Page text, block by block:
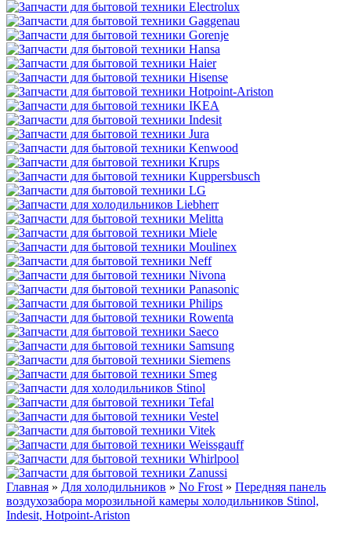
Главная » Для холодильников » No Frost » Передняя панель
воздухозабора морозильной камеры холодильников Stinol,
Indesit, Hotpoint-Ariston